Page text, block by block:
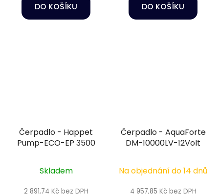
DO KOŠÍKU DO KOŠÍKU
Čerpadlo - Happet
Pump-ECO-EP 3500
Skladem
2 891,74 Kč bez DPH
Čerpadlo - AquaForte
DM-10000LV-12Volt
Na objednání do 14 dnů
4 957,85 Kč bez DPH